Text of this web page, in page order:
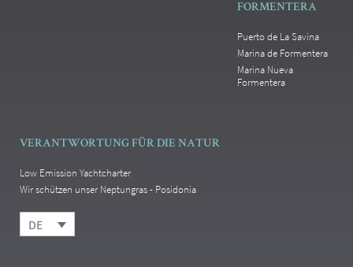
FORMENTERA
Puerto de La Savina
Marina de Formentera
Marina Nueva
Formentera
VERANTWORTUNG FÜR DIE NATUR
Low Emission Yachtcharter
Wir schützen unser Neptungras - Posidonia
DE